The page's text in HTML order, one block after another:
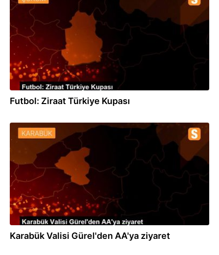
Futbol: Ziraat Türkiye Kupası
19.10.2020
Karabük Valisi Gürel'den AA'ya ziyaret